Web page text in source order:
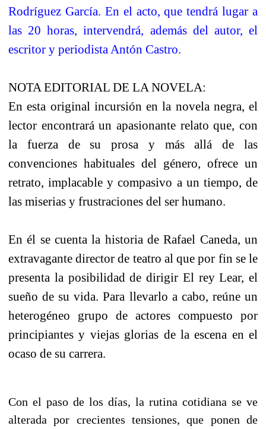
Rodríguez García. En el acto, que tendrá lugar a
las 20 horas, intervendrá, además del autor, el
escritor y periodista Antón Castro.
NOTA EDITORIAL DE LA NOVELA:
En esta original incursión en la novela negra, el
lector encontrará un apasionante relato que, con
la fuerza de su prosa y más allá de las
convenciones habituales del género, ofrece un
retrato, implacable y compasivo a un tiempo, de
las miserias y frustraciones del ser humano.
En él se cuenta la historia de Rafael Caneda, un
extravagante director de teatro al que por fin se le
presenta la posibilidad de dirigir El rey Lear, el
sueño de su vida. Para llevarlo a cabo, reúne un
heterogéneo grupo de actores compuesto por
principiantes y viejas glorias de la escena en el
ocaso de su carrera.
Con el paso de los días, la rutina cotidiana se ve
alterada por crecientes tensiones, que ponen de